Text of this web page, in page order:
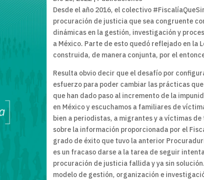
Desde el año 2016, el colectivo
procuración de justicia que sea congruente
dinámicas en la gestión, investigación y
a México. Parte de esto quedó reflejado en la
construida, de manera conjunta, por el
Resulta obvio decir que el desafío por
esfuerzo para poder cambiar las prácticas
que han dado paso al incremento de la
en México y escuchamos a familiares de
bien a periodistas, a migrantes y a víctimas
sobre la información proporcionada por el
grado de éxito que tuvo la anterior
es un fracaso darse a la tarea de seguir
procuración de justicia fallida y ya sin
modelo de gestión, organización e